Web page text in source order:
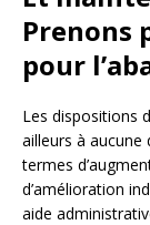
Prenons
pour
Les dispositions
ailleurs à aucune
termes
d’amélioration
aide